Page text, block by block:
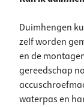
Duimhengen
zelf worden
en de
gereedschap
waterpas en